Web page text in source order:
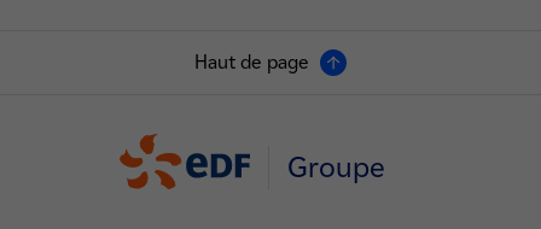
Haut de page
Groupe